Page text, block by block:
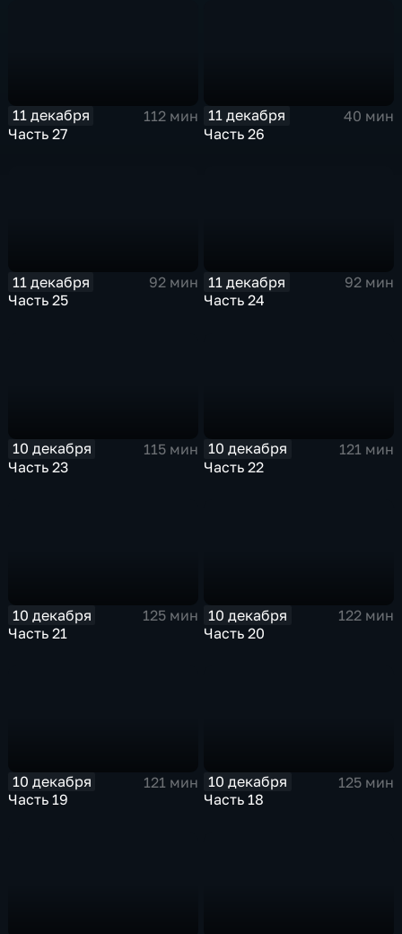
11 декабря
112 мин
Часть 27
11 декабря
40 мин
Часть 26
11 декабря
92 мин
Часть 25
11 декабря
92 мин
Часть 24
10 декабря
115 мин
Часть 23
10 декабря
121 мин
Часть 22
10 декабря
125 мин
Часть 21
10 декабря
122 мин
Часть 20
10 декабря
121 мин
Часть 19
10 декабря
125 мин
Часть 18